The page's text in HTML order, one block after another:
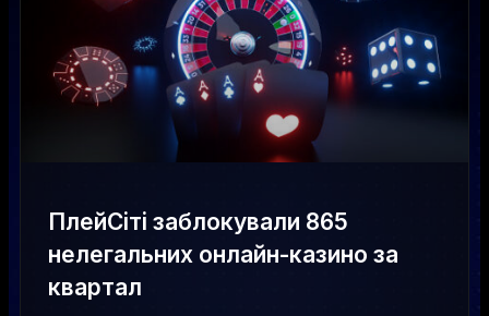
ПлейСіті заблокували 865
нелегальних онлайн-казино за
квартал